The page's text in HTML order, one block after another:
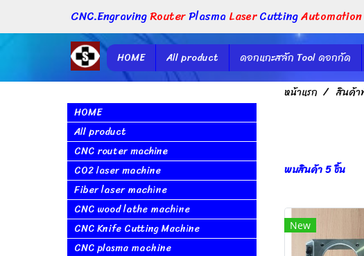
CNC.EngravingRouterPlasmaLaserCuttingAutomation
HOME All product ดอกแกะสลัก Tool ดอกกัด
หน้าแรก สินค้า
พบสินค้า 5 ชิ้น
New
HOME
All product
CNC router machine
CO2 laser machine
Fiber laser machine
CNC wood lathe machine
CNC Knife Cutting Machine
CNC plasma machine